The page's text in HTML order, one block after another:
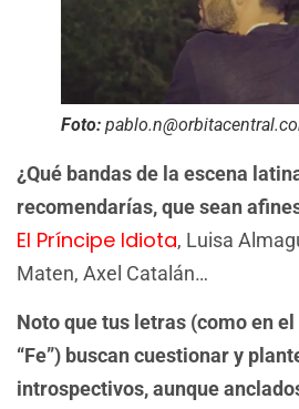
Foto:
¿Qué bandas de la escena
recomendarías, que sean
El Príncipe Idiota, Luisa
Maten, Axel Catalán…
Noto que tus letras (como en
“Fe”) buscan cuestionar y
introspectivos, aunque